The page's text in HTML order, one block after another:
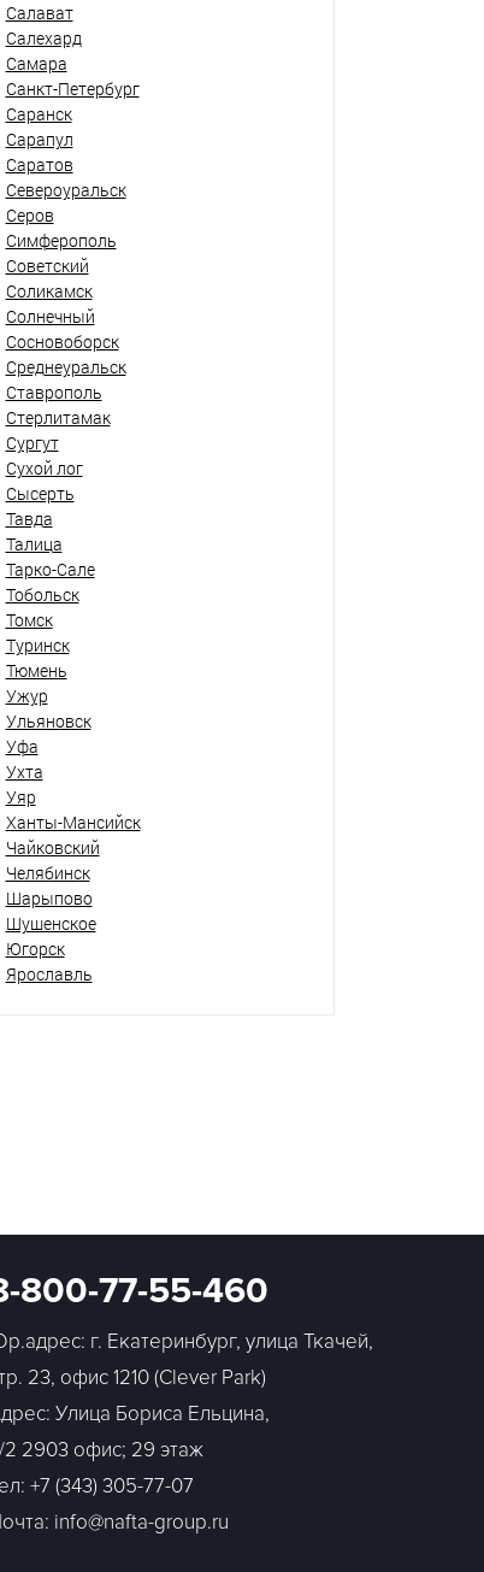
Салават
Салехард
Самара
Санкт-Петербург
Саранск
Сарапул
Саратов
Североуральск
Серов
Симферополь
Советский
Соликамск
Солнечный
Сосновоборск
Среднеуральск
Ставрополь
Стерлитамак
Сургут
Сухой лог
Сысерть
Тавда
Талица
Тарко-Сале
Тобольск
Томск
Туринск
Тюмень
Ужур
Ульяновск
Уфа
Ухта
Уяр
Ханты-Мансийск
Чайковский
Челябинск
Шарыпово
Шушенское
Югорск
Ярославль
800-77-55-460
г. Екатеринбург, улица Ткачей,
23, офис 1210 (Clever Park)
Улица Бориса Ельцина,
2 2903 офис; 29 этаж
+7 (343) 305-77-07
info@nafta-group.ru